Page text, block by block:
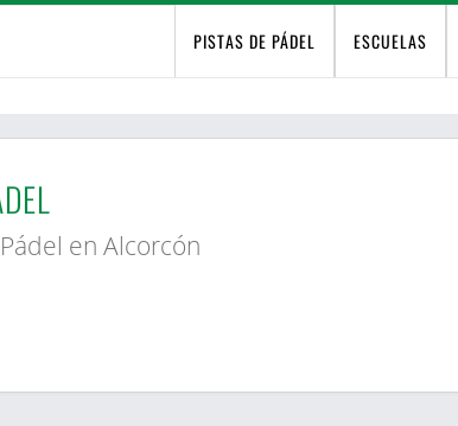
PISTAS DE PÁDEL ESCUELAS
en Alcorcón